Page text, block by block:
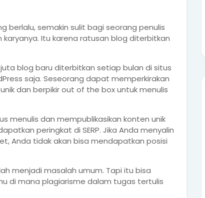
berlalu, semakin sulit bagi seorang penulis
karyanya. Itu karena ratusan blog diterbitkan
juta blog baru diterbitkan setiap bulan di situs
saja. Seseorang dapat memperkirakan
dan berpikir out of the box untuk menulis
menulis dan mempublikasikan konten unik
peringkat di SERP. Jika Anda menyalin
Anda tidak akan bisa mendapatkan posisi
menjadi masalah umum. Tapi itu bisa
di mana plagiarisme dalam tugas tertulis